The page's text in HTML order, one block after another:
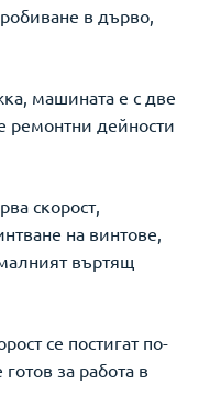
в дърво,
машината е с две
ремонтни дейности
скорост,
на винтове,
въртящ
се постигат по-
за работа в